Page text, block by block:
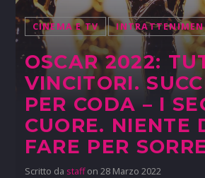
CINEMA E TV
OSCAR 2022:
VINCITORI.
PER CODA – I
CUORE. NIENTE
FARE PER
Scritto da staffon 28 Marzo 2022